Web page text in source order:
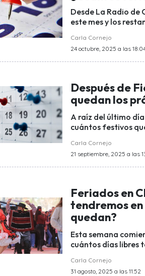
Desde La Radio
este mes y los
Carla Cornejo
24 octubre, 2025 a las
Después de
quedan los
A raíz del último
cuántos festivos
Carla Cornejo
21 septiembre, 2025 a las
Feriados en
tendremos
quedan?
Esta semana
cuántos días libres
Carla Cornejo
31 agosto, 2025 a las 11:52